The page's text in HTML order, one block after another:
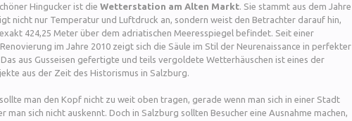
Hingucker ist die Wetterstation am Alten Markt . Sie stammt aus dem Jahre
nicht nur Temperatur und Luftdruck an, sondern weist den Betrachter darauf hin,
424,25 Meter über dem adriatischen Meeresspiegel befindet. Seit einer
im Jahre 2010 zeigt sich die Säule im Stil der Neurenaissance in perfekter
aus Gusseisen gefertigte und teils vergoldete Wetterhäuschen ist eines der
aus der Zeit des Historismus in Salzburg.
man den Kopf nicht zu weit oben tragen, gerade wenn man sich in einer Stadt
man sich nicht auskennt. Doch in Salzburg sollten Besucher eine Ausnahme machen,